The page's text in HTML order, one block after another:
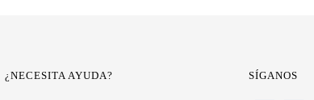
¿NECESITA AYUDA? SÍGANOS